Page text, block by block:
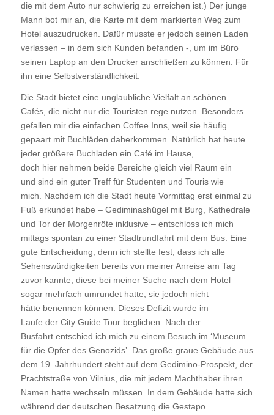
die mit dem Auto nur schwierig zu erreichen ist.) Der junge
Mann bot mir an, die Karte mit dem markierten Weg zum
Hotel auszudrucken. Dafür musste er jedoch seinen Laden
verlassen – in dem sich Kunden befanden -, um im Büro
seinen Laptop an den Drucker anschließen zu können. Für
ihn eine Selbstverständlichkeit.
Die Stadt bietet eine unglaubliche Vielfalt an schönen
Cafés, die nicht nur die Touristen rege nutzen. Besonders
gefallen mir die einfachen Coffee Inns, weil sie häufig
gepaart mit Buchläden daherkommen. Natürlich hat heute
jeder größere Buchladen ein Café im Hause,
doch hier nehmen beide Bereiche gleich viel Raum ein
und sind ein guter Treff für Studenten und Touris wie
mich. Nachdem ich die Stadt heute Vormittag erst einmal zu
Fuß erkundet habe – Gediminashügel mit Burg, Kathedrale
und Tor der Morgenröte inklusive – entschloss ich mich
mittags spontan zu einer Stadtrundfahrt mit dem Bus. Eine
gute Entscheidung, denn ich stellte fest, dass ich alle
Sehenswürdigkeiten bereits von meiner Anreise am Tag
zuvor kannte, diese bei meiner Suche nach dem Hotel
sogar mehrfach umrundet hatte, sie jedoch nicht
hätte benennen können. Dieses Defizit wurde im
Laufe der City Guide Tour beglichen. Nach der
Busfahrt entschied ich mich zu einem Besuch im ‘Museum
für die Opfer des Genozids’. Das große graue Gebäude aus
dem 19. Jahrhundert steht auf dem Gedimino-Prospekt, der
Prachtstraße von Vilnius, die mit jedem Machthaber ihren
Namen hatte wechseln müssen. In dem Gebäude hatte sich
während der deutschen Besatzung die Gestapo